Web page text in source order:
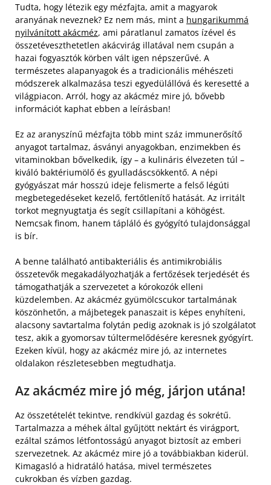
Tudta, hogy létezik egy mézfajta, amit a magyarok
aranyának neveznek? Ez nem más, mint a hungarikummá
nyilvánított akácméz, ami páratlanul zamatos ízével és
összetéveszthetetlen akácvirág illatával nem csupán a
hazai fogyasztók körben vált igen népszerűvé. A
természetes alapanyagok és a tradicionális méhészeti
módszerek alkalmazása teszi egyedülállóvá és keresetté a
világpiacon. Arról, hogy az akácméz mire jó, bővebb
információt kaphat ebben a leírásban!
Ez az aranyszínű mézfajta több mint száz immunerősítő
anyagot tartalmaz, ásványi anyagokban, enzimekben és
vitaminokban bővelkedik, így – a kulináris élvezeten túl –
kiváló baktériumölő és gyulladáscsökkentő. A népi
gyógyászat már hosszú ideje felismerte a felső légúti
megbetegedéseket kezelő, fertőtlenítő hatását. Az irritált
torkot megnyugtatja és segít csillapítani a köhögést.
Nemcsak finom, hanem tápláló és gyógyító tulajdonsággal
is bír.
A benne található antibakteriális és antimikrobiális
összetevők megakadályozhatják a fertőzések terjedését és
támogathatják a szervezetet a kórokozók elleni
küzdelemben. Az akácméz gyümölcscukor tartalmának
köszönhetőn, a májbetegek panaszait is képes enyhíteni,
alacsony savtartalma folytán pedig azoknak is jó szolgálatot
tesz, akik a gyomorsav túltermelődésére keresnek gyógyírt.
Ezeken kívül, hogy az akácméz mire jó, az internetes
oldalakon részletesebben megtudhatja.
Az akácméz mire jó még, járjon utána!
Az összetételét tekintve, rendkívül gazdag és sokrétű.
Tartalmazza a méhek által gyűjtött nektárt és virágport,
ezáltal számos létfontosságú anyagot biztosít az emberi
szervezetnek. Az akácméz mire jó a továbbiakban kiderül.
Kimagasló a hidratáló hatása, mivel természetes
cukrokban és vízben gazdag.